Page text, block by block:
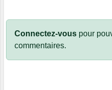
Connectez-vous pour
commentaires.